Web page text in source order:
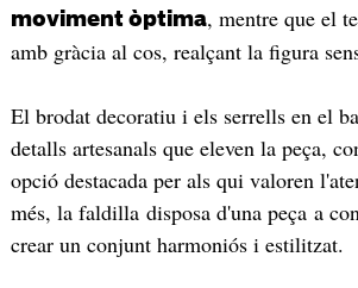
moviment òptima, mentre que el
amb gràcia al cos, realçant la figura
El brodat decoratiu i els serrells en el
detalls artesanals que eleven la peça,
opció destacada per als qui valoren
més, la faldilla disposa d'una peça a
crear un conjunt harmoniós i estilitzat.